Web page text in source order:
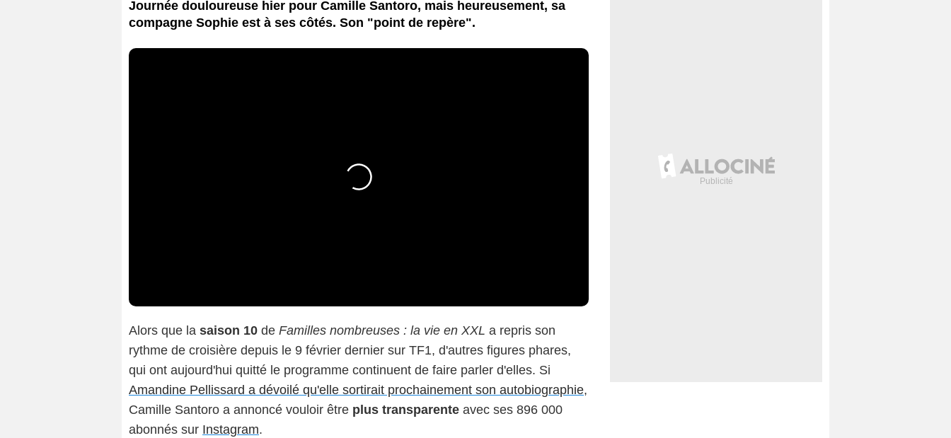
Journée douloureuse hier pour Camille Santoro, mais heureusement, sa
compagne Sophie est à ses côtés. Son "point de repère".
Alors que la saison 10 de Familles nombreuses : la vie en XXL a repris son
rythme de croisière depuis le 9 février dernier sur TF1, d'autres figures phares,
qui ont aujourd'hui quitté le programme continuent de faire parler d'elles. Si
Amandine Pellissard a dévoilé qu'elle sortirait prochainement son autobiographie,
Camille Santoro a annoncé vouloir être plus transparente avec ses 896 000
abonnés sur Instagram.